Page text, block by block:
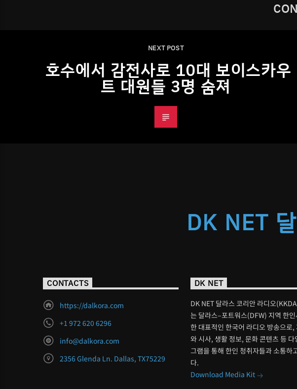
NEXT POST
호수에서 감전사로 10대 보이스카우
트 대원들 3명 숨져
DK NET
CONTACTS
https://dalkora.com
+1 972 620 6296
info@dalkora.com
2356 Glenda Ln. Dallas, TX75229
DK NET
DK NET 달라스 코리안 라디오
는 달라스–포트워스(DFW) 지역 한인
한 대표적인 한국어 라디오 방송으로,
와 시사, 생활 정보, 문화 콘텐츠 등 다
그램을 통해 한인 청취자들과 소통하
다.
Download Media Kit